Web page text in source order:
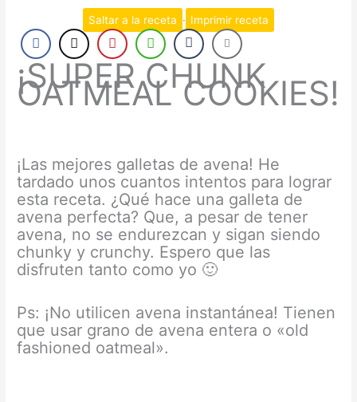
Saltar a la receta · Imprimir receta
¡SUPER CHUNK
OATMEAL COOKIES!
¡Las mejores galletas de avena! He
tardado unos cuantos intentos para lograr
esta receta. ¿Qué hace una galleta de
avena perfecta? Que, a pesar de tener
avena, no se endurezcan y sigan siendo
chunky y crunchy. Espero que las
disfruten tanto como yo 🙂
Ps: ¡No utilicen avena instantánea! Tienen
que usar grano de avena entera o «old
fashioned oatmeal».